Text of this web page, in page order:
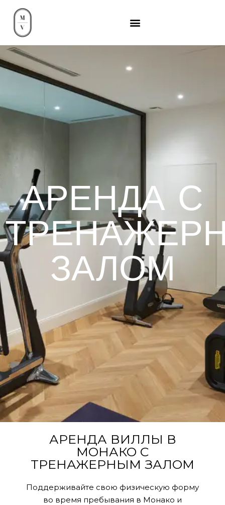
АРЕНДА С
ЗАЛОМ
АРЕНДА ВИЛЛЫ В
МОНАКО С
ТРЕНАЖЕРНЫМ ЗАЛОМ
Поддерживайте свою физическую форму
во время пребывания в Монако и